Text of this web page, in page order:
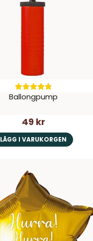
Ballongpump
49 kr
LÄGG I VARUKORGEN